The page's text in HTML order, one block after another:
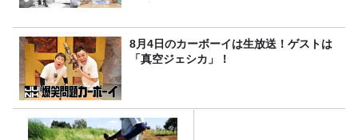
8月4日のカーボーイは生放送！ゲストは
「真空ジェシカ」！